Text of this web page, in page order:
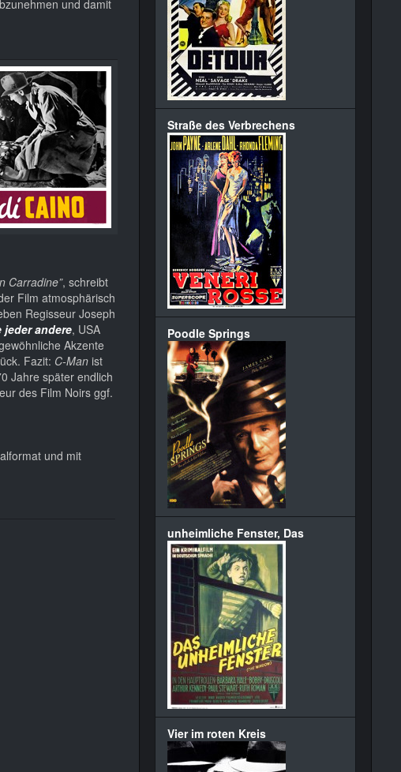
und damit
Carradine”, schreibt
Film atmosphärisch
Regisseur Joseph
jeder andere, USA
Akzente
Fazit: C-Man ist
Jahre später endlich
des Film Noirs ggf.
und mit
Straße des Verbrechens
Poodle Springs
unheimliche Fenster, Das
Vier im roten Kreis